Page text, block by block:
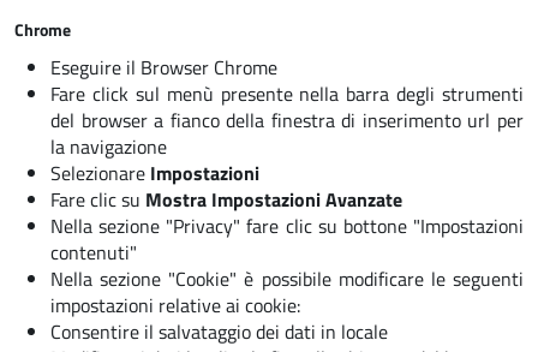
Chrome
Eseguire il Browser Chrome
Fare click sul menù presente nella barra degli strumenti
del browser a fianco della finestra di inserimento url per
la navigazione
Selezionare Impostazioni
Fare clic su Mostra Impostazioni Avanzate
Nella sezione "Privacy" fare clic su bottone "Impostazioni
contenuti"
Nella sezione "Cookie" è possibile modificare le seguenti
impostazioni relative ai cookie:
Consentire il salvataggio dei dati in locale